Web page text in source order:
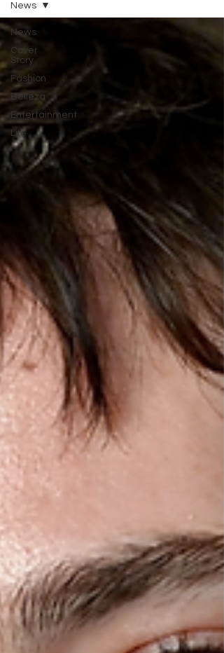
News
Cover
Story
Fashion
Belleza
Entertainment
Life
News